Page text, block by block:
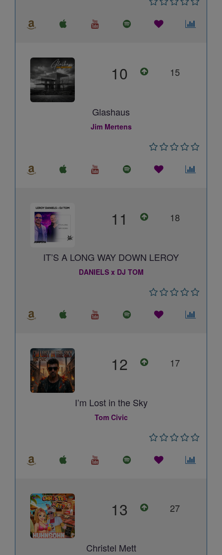
10 15
Glashaus
Jim Mertens
11 18
IT’S A LONG WAY DOWN LEROY
DANIELS x DJ TOM
12 17
I’m Lost in the Sky
Tom Civic
13 27
Christel Mett